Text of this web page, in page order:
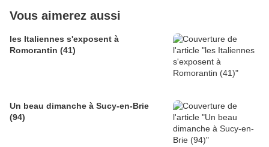
Vous aimerez aussi
les Italiennes s'exposent à
Romorantin (41)
Un beau dimanche à Sucy-en-Brie
(94)